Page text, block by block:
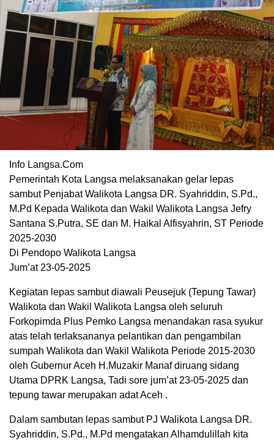
Info Langsa.Com
Pemerintah Kota Langsa melaksanakan gelar lepas
sambut Penjabat Walikota Langsa DR. Syahriddin, S.Pd.,
M.Pd Kepada Walikota dan Wakil Walikota Langsa Jefry
Santana S.Putra, SE dan M. Haikal Alfisyahrin, ST Periode
2025-2030
Di Pendopo Walikota Langsa
Jum’at 23-05-2025
Kegiatan lepas sambut diawali Peusejuk (Tepung Tawar)
Walikota dan Wakil Walikota Langsa oleh seluruh
Forkopimda Plus Pemko Langsa menandakan rasa syukur
atas telah terlaksananya pelantikan dan pengambilan
sumpah Walikota dan Wakil Walikota Periode 2015-2030
oleh Gubernur Aceh H.Muzakir Manaf diruang sidang
Utama DPRK Langsa, Tadi sore jum’at 23-05-2025 dan
tepung tawar merupakan adat Aceh .
Dalam sambutan lepas sambut PJ Walikota Langsa DR.
Syahriddin, S.Pd., M.Pd mengatakan Alhamdulillah kita